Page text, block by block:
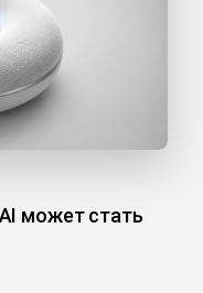
может стать